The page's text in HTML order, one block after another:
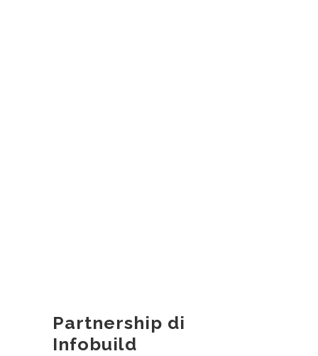
Partnership di
Infobuild